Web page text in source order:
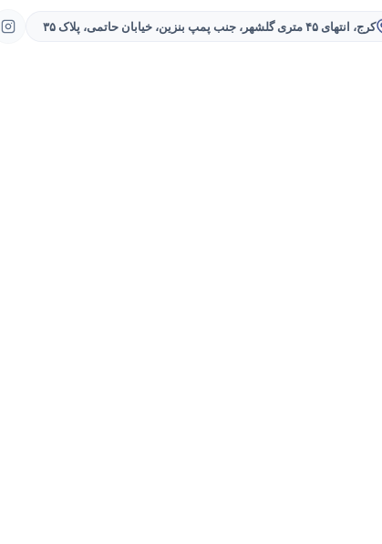
کرج، انتهای ۴۵ متری گلشهر، جنب پمپ بنزین، خیابان حاتمی، پلاک ۳۵